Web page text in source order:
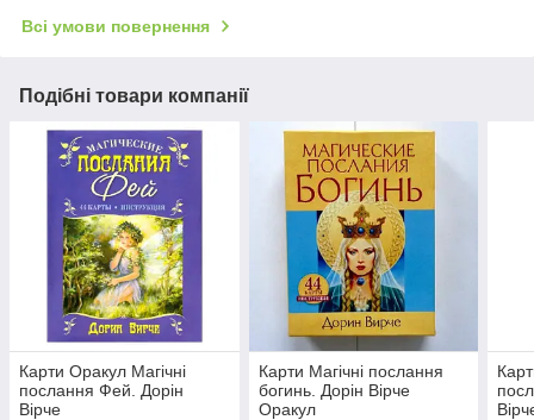
Всі умови повернення
Подібні товари компанії
Карти Оракул Магічні
послання Фей. Дорін
Вірче
Карти Магічні послання
богинь. Дорін Вірче
Оракул